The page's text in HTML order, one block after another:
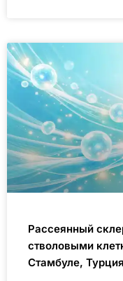
Рассеянный
стволовыми
Стамбуле, Турция